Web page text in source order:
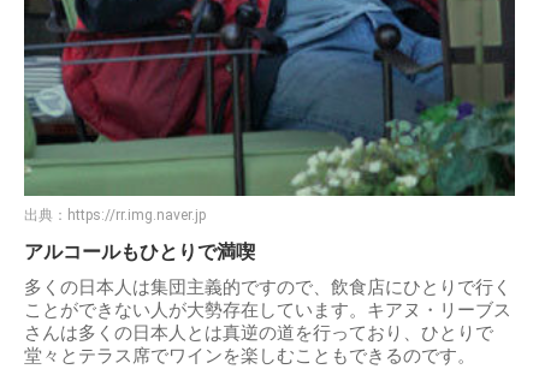
出典： https://rr.img.naver.jp
アルコールもひとりで満喫
多くの日本人は集団主義的ですので、飲食店にひとりで行く
ことができない人が大勢存在しています。キアヌ・リーブス
さんは多くの日本人とは真逆の道を行っており、ひとりで
堂々とテラス席でワインを楽しむこともできるのです。